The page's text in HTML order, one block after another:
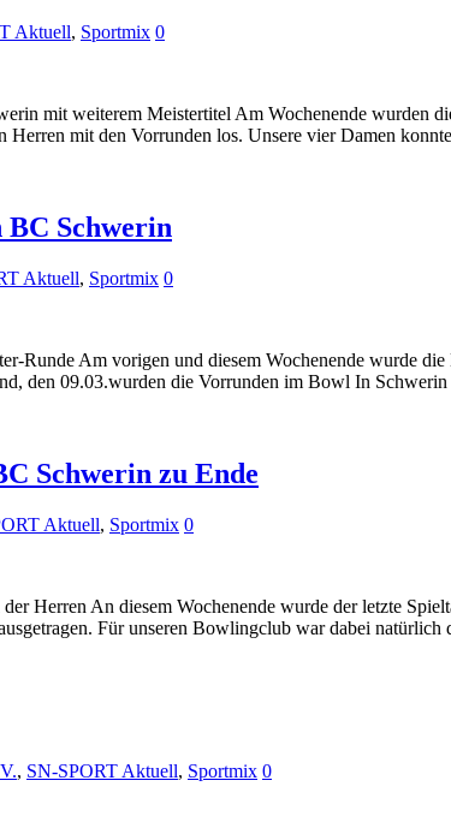
Aktuell, Sportmix 0
mit weiterem Meistertitel Am Wochenende wurden
Herren mit den Vorrunden los. Unsere vier Damen
Schwerin
Aktuell, Sportmix 0
Runde Am vorigen und diesem Wochenende wurde
den 09.03.wurden die Vorrunden im Bowl In
Schwerin zu Ende
Aktuell, Sportmix 0
Herren An diesem Wochenende wurde der letzte
Für unseren Bowlingclub war dabei
, SN-SPORT Aktuell, Sportmix 0